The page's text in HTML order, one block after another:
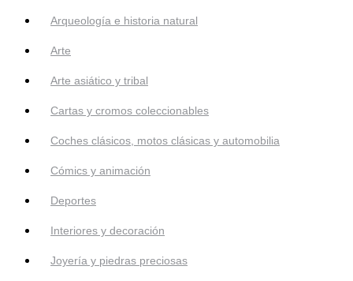
Arqueología e historia natural
Arte
Arte asiático y tribal
Cartas y cromos coleccionables
Coches clásicos, motos clásicas y automobilia
Cómics y animación
Deportes
Interiores y decoración
Joyería y piedras preciosas